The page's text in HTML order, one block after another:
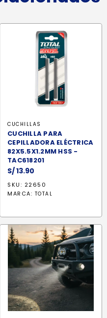
CUCHILLAS
CUCHILLA PARA
CEPILLADORA ELÉCTRICA
82X5.5X1.2MM HSS -
TAC618201
S/13.90
SKU: 22650
MARCA: TOTAL